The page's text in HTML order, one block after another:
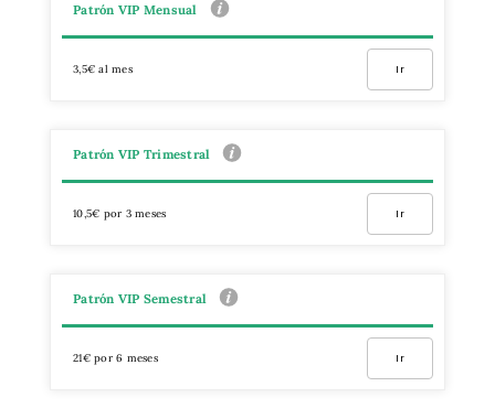
Patrón VIP Mensual
3,5€ al mes Ir
Patrón VIP Trimestral
10,5€ por 3 meses Ir
Patrón VIP Semestral
21€ por 6 meses Ir